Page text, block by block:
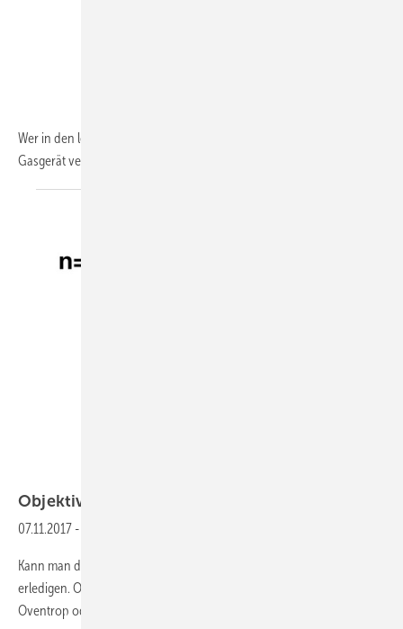
Wer in den letzten Jahren eine Gasleitung vom Zähler bis zum
Gasgerät verlegen durfte, hat
Objektive Merkmale
07.11.2017 -
Kann man das, was ein Regelventil von Honewell kann nur mit diesem
erledigen. Oder kann der alte Heimeier, die gute Frau Danfoss, Baby
Oventrop oder MNG etwas Ähnliches bieten?